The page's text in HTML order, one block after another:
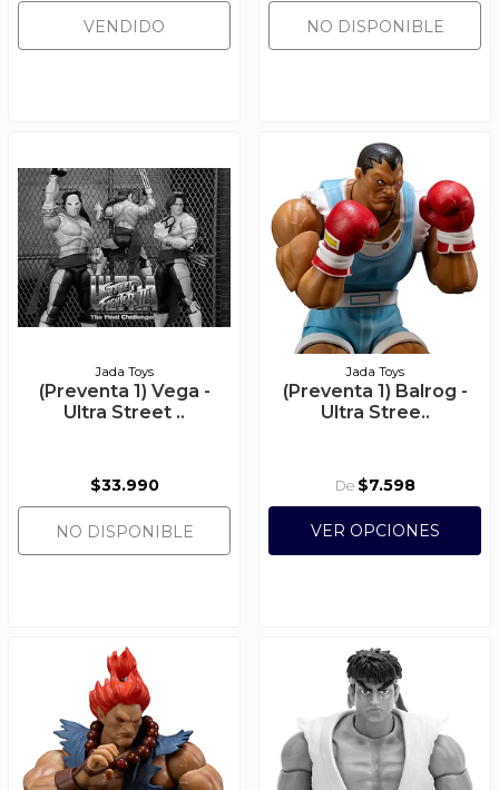
VENDIDO NO DISPONIBLE
Jada Toys
(Preventa 1) Vega -
Ultra Street ..
$33.990
NO DISPONIBLE
Jada Toys
(Preventa 1) Balrog -
Ultra Stree..
De $7.598
VER OPCIONES